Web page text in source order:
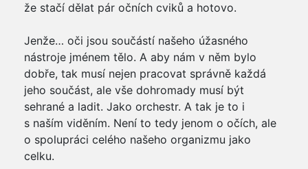
že stačí dělat pár očních cviků a hotovo.
Jenže… oči jsou součástí našeho úžasného
nástroje jménem tělo. A aby nám v něm bylo
dobře, tak musí nejen pracovat správně každá
jeho součást, ale vše dohromady musí být
sehrané a ladit. Jako orchestr. A tak je to i
s naším viděním. Není to tedy jenom o očích, ale
o spolupráci celého našeho organizmu jako
celku.